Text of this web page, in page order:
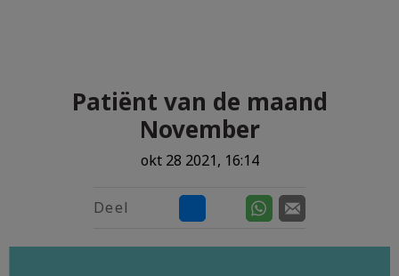
Patiënt van de maand
November
okt 28 2021, 16:14
Deel